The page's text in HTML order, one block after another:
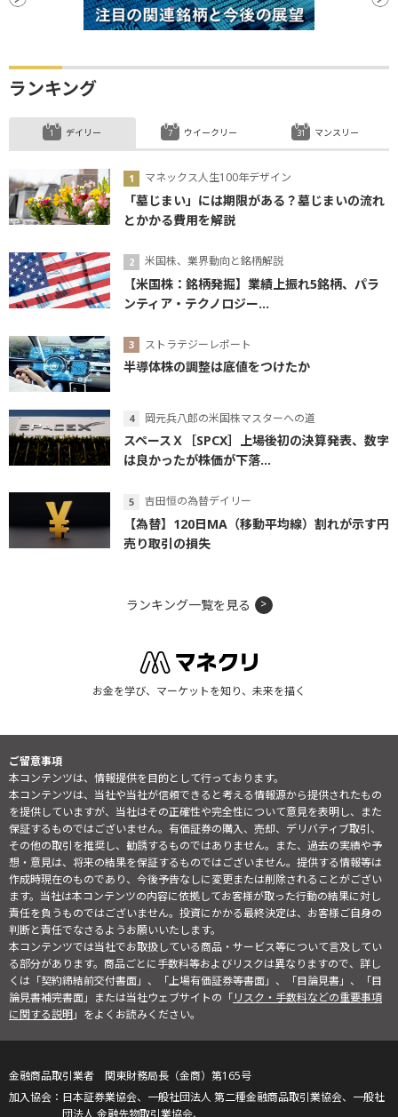
ランキング
デイリー
マネックス人生100年デザイン
「墓じまい」には期限がある？墓じまいの流れ
とかかる費用を解説
米国株、業界動向と銘柄解説
【米国株：銘柄発掘】業績上振れ5銘柄、パラ
ンティア・テクノロジー...
ストラテジーレポート
半導体株の調整は底値をつけたか
岡元兵八郎の米国株マスターへの道
スペースＸ［SPCX］上場後初の決算発表、数字
は良かったが株価が下落...
吉田恒の為替デイリー
【為替】120日MA（移動平均線）割れが示す円
売り取引の損失
ウイークリー マンスリー
ランキング一覧を見る
お金を学び、マーケットを知り、未来を描く
ご留意事項
本コンテンツは、情報提供を目的として行っております。
本コンテンツは、当社や当社が信頼できると考える情報源から提供されたもの
を提供していますが、当社はその正確性や完全性について意見を表明し、また
保証するものではございません。有価証券の購入、売却、デリバティブ取引、
その他の取引を推奨し、勧誘するものではありません。また、過去の実績や予
想・意見は、将来の結果を保証するものではございません。提供する情報等は
作成時現在のものであり、今後予告なしに変更または削除されることがござい
ます。当社は本コンテンツの内容に依拠してお客様が取った行動の結果に対し
責任を負うものではございません。投資にかかる最終決定は、お客様ご自身の
判断と責任でなさるようお願いいたします。
本コンテンツでは当社でお取扱している商品・サービス等について言及してい
る部分があります。商品ごとに手数料等およびリスクは異なりますので、詳し
くは「契約締結前交付書面」、「上場有価証券等書面」、「目論見書」、「目
論見書補完書面」または当社ウェブサイトの「リスク・手数料などの重要事項
に関する説明」をよくお読みください。
金融商品取引業者 関東財務局長（金商）第165号
日本証券業協会、一般社団法人 第二種金融商品取引業協会、一般社